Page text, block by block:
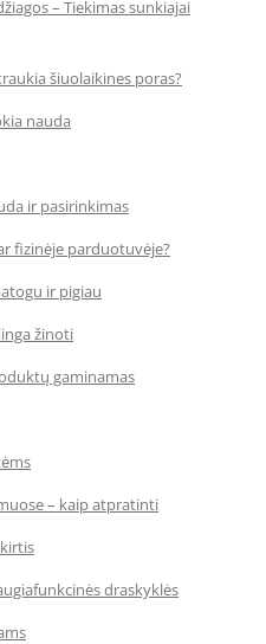
– Tiekimas sunkiajai
šiuolaikines poras?
nauda
ir pasirinkimas
fizinėje parduotuvėje?
ir pigiau
žinoti
gaminamas
– kaip atpratinti
draskyklės